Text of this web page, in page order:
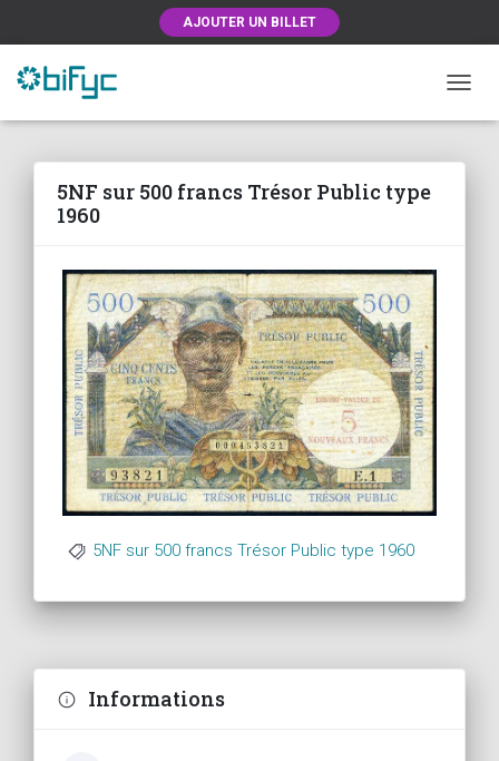
AJOUTER UN BILLET
5NF sur 500 francs Trésor Public type
1960
5NF sur 500 francs Trésor Public type 1960
Informations